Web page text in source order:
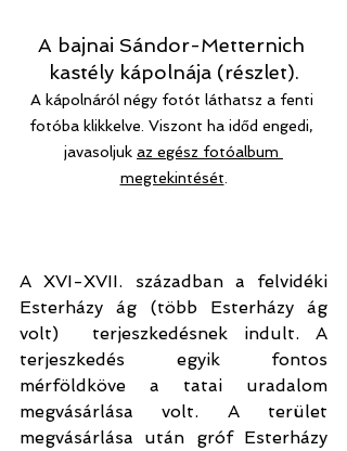
A bajnai Sándor-Metternich
kastély kápolnája (részlet).
A kápolnáról négy fotót láthatsz a fenti
fotóba klikkelve. Viszont ha időd engedi,
javasoljuk az egész fotóalbum
megtekintését
A XVI-XVII. században a felvidéki
Esterházy ág (több Esterházy ág
volt)  terjeszkedésnek indult. A
terjeszkedés egyik fontos
mérföldköve a tatai uradalom
megvásárlása volt. A terület
megvásárlása után gróf Esterházy